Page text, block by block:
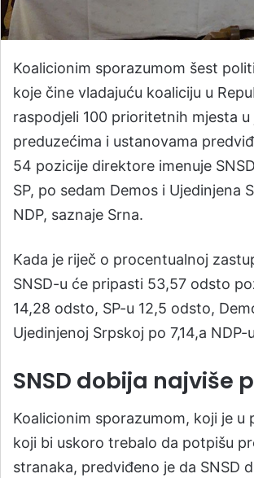
Koalicionim sporazumom šest
koje čine vladajuću koaliciju u
raspodjeli 100 prioritetnih mjesta u
preduzećima i ustanovama
54 pozicije direktore imenuje
SP, po sedam Demos i Ujedinjena
NDP, saznaje Srna.
Kada je riječ o procentualnoj
SNSD-u će pripasti 53,57 odsto
14,28 odsto, SP-u 12,5 odsto,
Ujedinjenoj Srpskoj po 7,14,a
SNSD dobija najviše
Koalicionim sporazumom, koji je u
koji bi uskoro trebalo da potpišu
stranaka, predviđeno je da SNSD